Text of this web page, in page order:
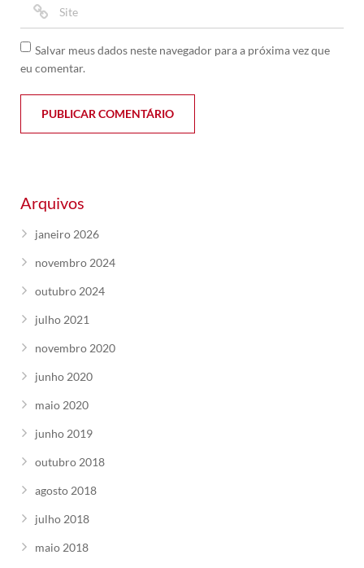
Salvar meus dados neste navegador para a próxima vez que
eu comentar.
Arquivos
janeiro 2026
novembro 2024
outubro 2024
julho 2021
novembro 2020
junho 2020
maio 2020
junho 2019
outubro 2018
agosto 2018
julho 2018
maio 2018